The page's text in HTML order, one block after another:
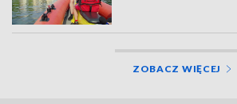
ZOBACZ WIĘCEJ